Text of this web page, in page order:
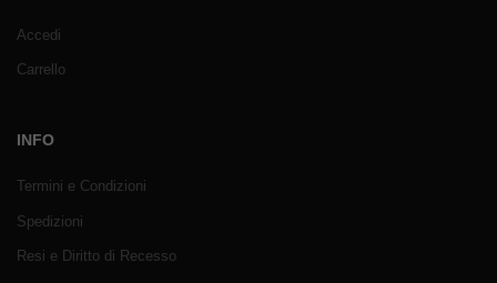
Accedi
Carrello
INFO
Termini e Condizioni
Spedizioni
Resi e Diritto di Recesso